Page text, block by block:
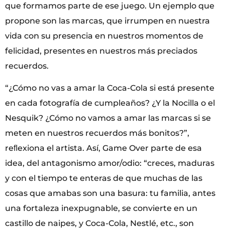
que formamos parte de ese juego. Un ejemplo que
propone son las marcas, que irrumpen en nuestra
vida con su presencia en nuestros momentos de
felicidad, presentes en nuestros más preciados
recuerdos.
“¿Cómo no vas a amar la Coca-Cola si está presente
en cada fotografía de cumpleaños? ¿Y la Nocilla o el
Nesquik? ¿Cómo no vamos a amar las marcas si se
meten en nuestros recuerdos más bonitos?”,
reﬂexiona el artista. Así, Game Over parte de esa
idea, del antagonismo amor/odio: “creces, maduras
y con el tiempo te enteras de que muchas de las
cosas que amabas son una basura: tu familia, antes
una fortaleza inexpugnable, se convierte en un
castillo de naipes, y Coca-Cola, Nestlé, etc., son